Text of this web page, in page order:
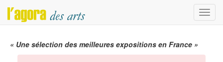
Menu
« Une sélection des meilleures expositions en France »